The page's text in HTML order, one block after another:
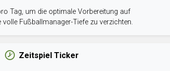
Tag, um die optimale Vorbereitung auf
Fußballmanager-Tiefe zu verzichten.
Zeitspiel Ticker